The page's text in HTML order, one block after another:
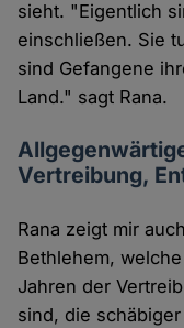
sieht. "Eigentlich
einschließen. Sie
sind Gefangene
Land." sagt Rana.
Vertreibung,
Rana zeigt mir
Bethlehem,
Jahren der
sind, die